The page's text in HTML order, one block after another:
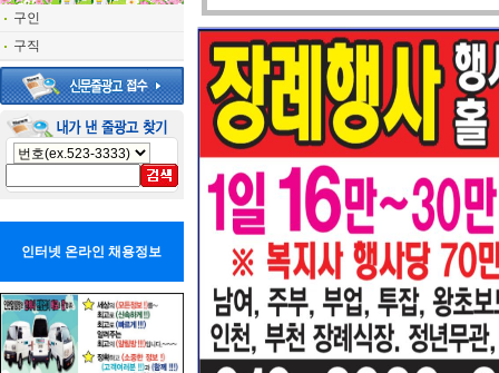
구인
구직
인터넷 온라인 채용정보